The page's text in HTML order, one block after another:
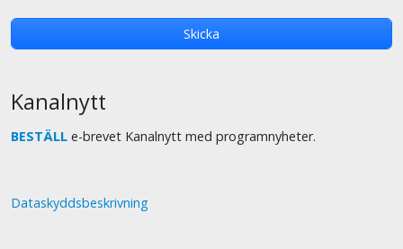
Kanalnytt
BESTÄLL e-brevet Kanalnytt med programnyheter.
Dataskyddsbeskrivning